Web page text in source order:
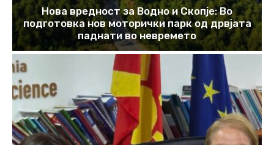
Нова вредност за Водно и Скопје: Во
подготовка нов моторички парк од дрвјата
паднати во невремето